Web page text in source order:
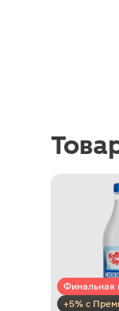
Финальная
+5% с